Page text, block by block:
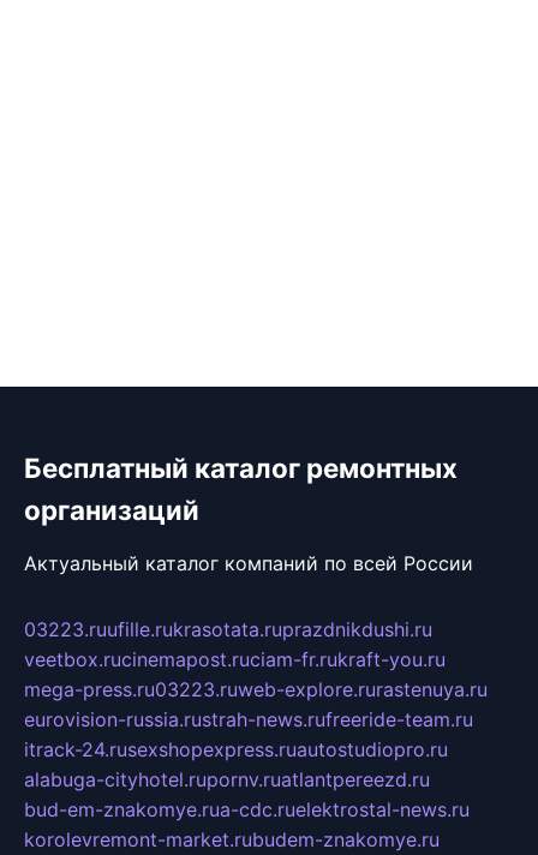
Бесплатный каталог ремонтных
организаций
Актуальный каталог компаний по всей России
03223.ruufille.rukrasotata.ruprazdnikdushi.ru
veetbox.rucinemapost.ruciam-fr.rukraft-you.ru
mega-press.ru03223.ruweb-explore.rurastenuya.ru
eurovision-russia.rustrah-news.rufreeride-team.ru
itrack-24.rusexshopexpress.ruautostudiopro.ru
alabuga-cityhotel.rupornv.ruatlantpereezd.ru
bud-em-znakomye.rua-cdc.ruelektrostal-news.ru
korolevremont-market.rubudem-znakomye.ru